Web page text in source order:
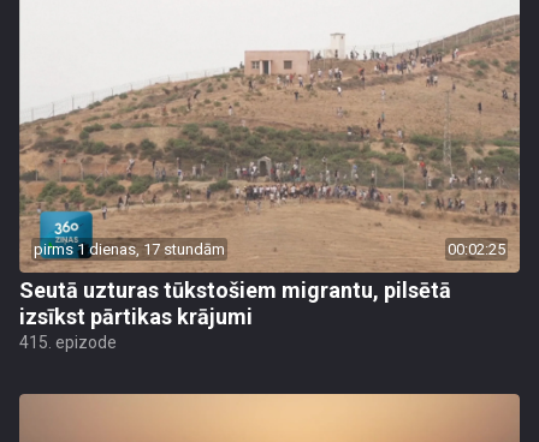
pirms 1 dienas, 17 stundām 00:02:25
Seutā uzturas tūkstošiem migrantu, pilsētā
izsīkst pārtikas krājumi
415. epizode